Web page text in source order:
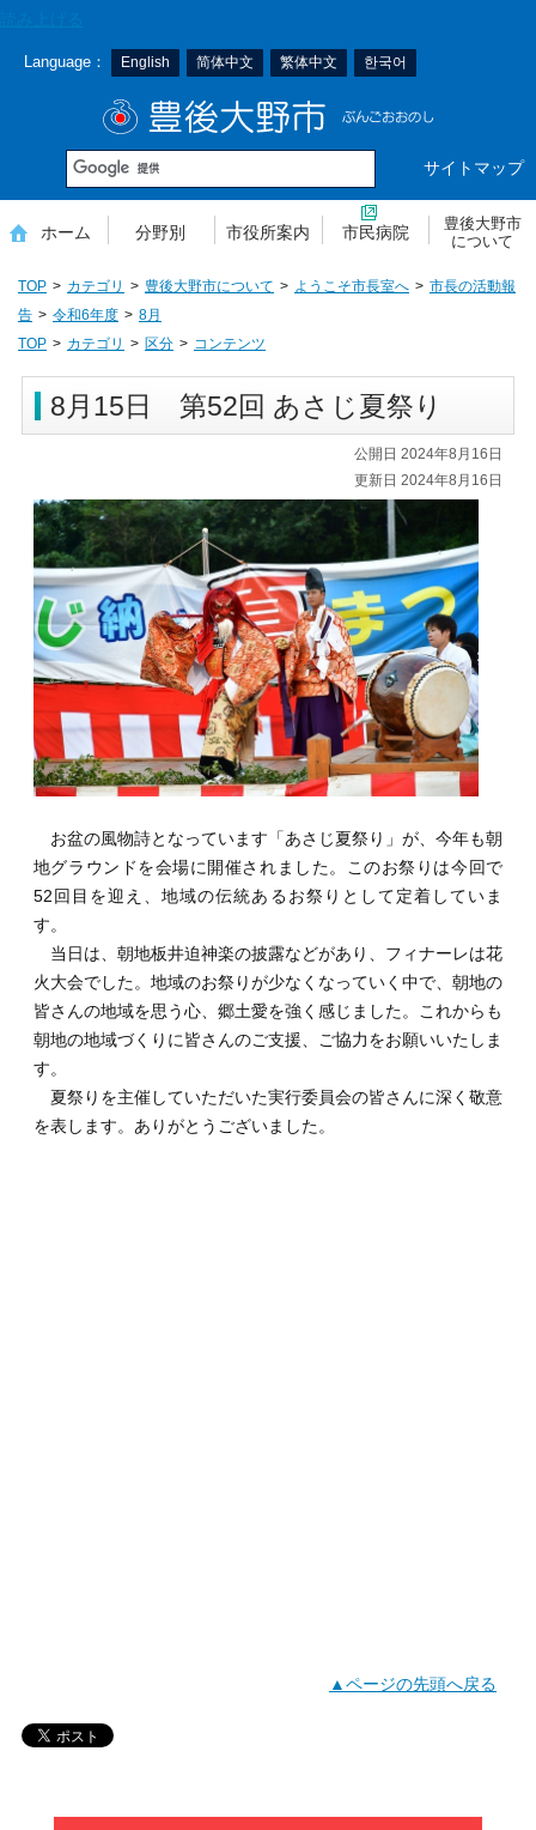
Language： English 简体中文 繁体中文 한국어
サイトマップ
ホーム 分野別 市役所案内 市民病院
豊後大野市
について
TOP カテゴリ 豊後大野市について ようこそ市長室へ
市長の活動報
告
令和6年度
8月
TOP
カテゴリ 区分 コンテンツ
8月15日 第52回 あさじ夏祭り
公開日 2024年8月16日
更新日 2024年8月16日
お盆の風物詩となっています「あさじ夏祭り」が、今年も朝
地グラウンドを会場に開催されました。このお祭りは今回で
52回目を迎え、地域の伝統あるお祭りとして定着していま
す。
当日は、朝地板井迫神楽の披露などがあり、フィナーレは花
火大会でした。地域のお祭りが少なくなっていく中で、朝地の
皆さんの地域を思う心、郷土愛を強く感じました。これからも
朝地の地域づくりに皆さんのご支援、ご協力をお願いいたしま
す。
夏祭りを主催していただいた実行委員会の皆さんに深く敬意
を表します。ありがとうございました。
▲ページの先頭へ戻る